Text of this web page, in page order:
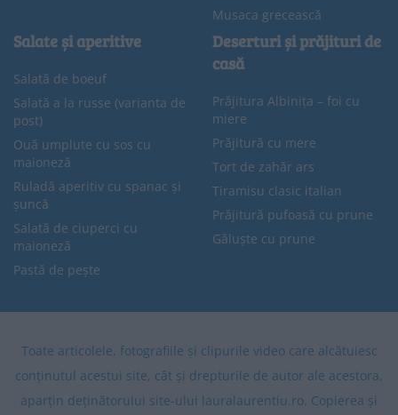
Musaca grecească
Salate și aperitive
Salată de boeuf
Salată a la russe (varianta de
post)
Ouă umplute cu sos cu
maioneză
Ruladă aperitiv cu spanac și
șuncă
Salată de ciuperci cu
maioneză
Pastă de pește
Deserturi și prăjituri de
casă
Prăjitura Albinița – foi cu
miere
Prăjitură cu mere
Tort de zahăr ars
Tiramisu clasic italian
Prăjitură pufoasă cu prune
Găluște cu prune
Toate articolele, fotografiile și clipurile video care alcătuiesc
conținutul acestui site, cât și drepturile de autor ale acestora,
aparțin deținătorului site-ului lauralaurentiu.ro. Copierea și